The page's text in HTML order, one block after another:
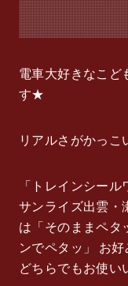
電車大好きなこど
す★
リアルさがかっこ
「トレインシー
サンライズ出雲・
は「そのままペタ
ンでペタッ」 お
どちらでもお使